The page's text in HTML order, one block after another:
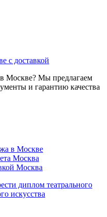
с доставкой
Москве? Мы предлагаем
и гарантию качества
в Москве
Москва
Москва
диплом театрального
искусства